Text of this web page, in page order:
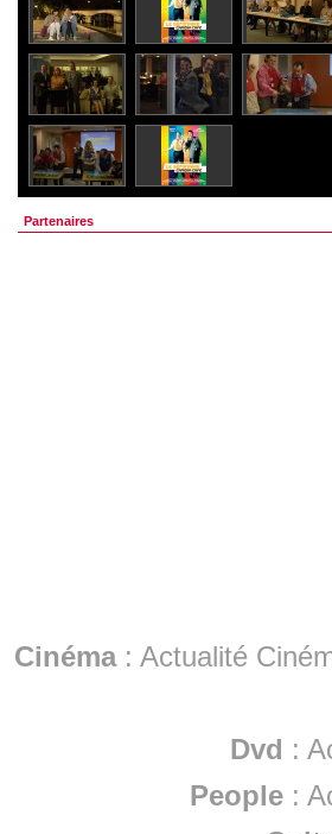
Partenaires
Cinéma: Actualité
Dvd :
People :